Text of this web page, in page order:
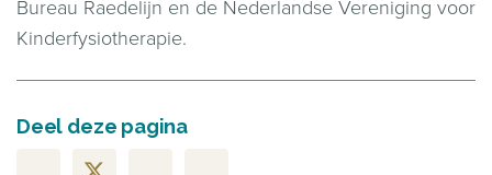
Bureau Raedelijn en de Nederlandse Vereniging voor
Kinderfysiotherapie.
Deel deze pagina